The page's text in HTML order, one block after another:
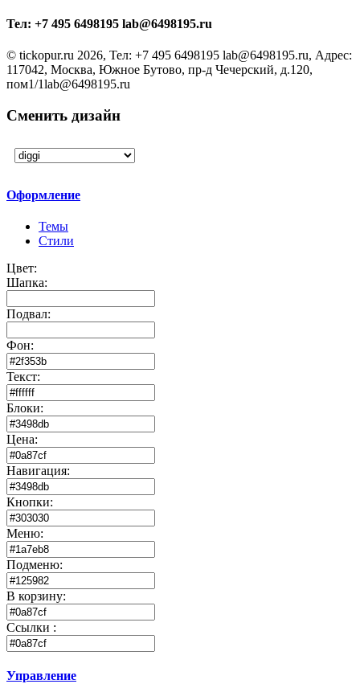
Тел: +7 495 6498195 lab@6498195.ru
© tickopur.ru 2026, Тел: +7 495 6498195 lab@6498195.ru, Адрес:
117042, Москва, Южное Бутово, пр-д Чечерский, д.120,
пом1/1lab@6498195.ru
Сменить дизайн
Оформление
Темы
Стили
Цвет:
Шапка:
Подвал:
Фон:
Текст:
Блоки:
Цена:
Навигация:
Кнопки:
Меню:
Подменю:
В корзину:
Ссылки :
Управление